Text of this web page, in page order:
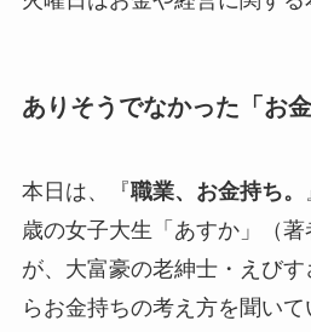
ありそうでなかった「お金
本日は、『職業、お金持ち。
歳の女子大生「あすか」（著
が、大富豪の老紳士・えび
らお金持ちの考え方を聞い